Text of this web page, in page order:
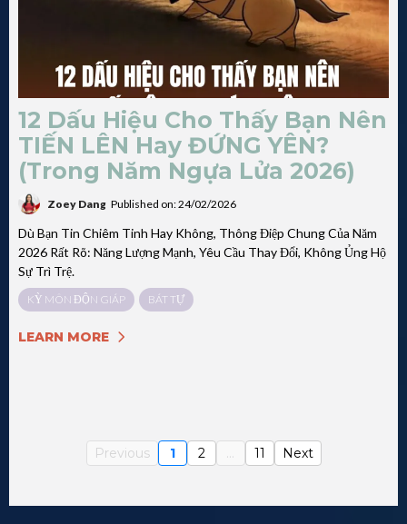
12 Dấu Hiệu Cho Thấy Bạn Nên
TIẾN LÊN Hay ĐỨNG YÊN?
(Trong Năm Ngựa Lửa 2026)
Zoey Dang Published on: 24/02/2026
Dù Bạn Tin Chiêm Tinh Hay Không, Thông Điệp Chung Của Năm
2026 Rất Rõ: Năng Lượng Mạnh, Yêu Cầu Thay Đổi, Không Ủng Hộ
Sự Trì Trệ.
KỲ MÔN ĐỘN GIÁP BÁT TỰ
LEARN MORE
Previous 1 2 ... 11 Next